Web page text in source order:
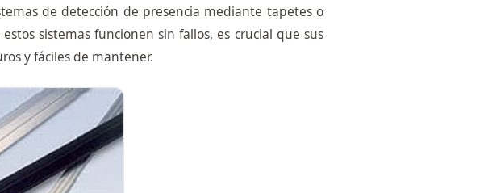
de detección de presencia mediante tapetes o
sistemas funcionen sin fallos, es crucial que sus
y fáciles de mantener.